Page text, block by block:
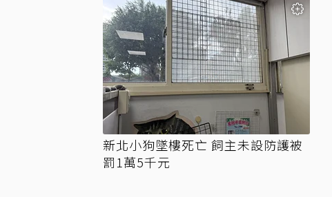
新北小狗墜樓死亡 飼主未設防護被
罰1萬5千元